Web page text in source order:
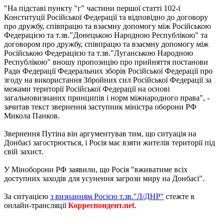
"На підставі пункту "г" частини першої статті 102-ї
Конституції Російської Федерації та відповідно до договору
про дружбу, співпрацю та взаємну допомогу між Російською
Федерацією та т.зв."Донецькою Народною Республікою" та
договором про дружбу, співпрацю та взаємну допомогу між
Російською Федерацією та т.зв."Луганською Народною
Республікою" вношу пропозицію про прийняття постанови
Ради Федерації Федеральних зборів Російської Федерації про
згоду на використання Збройних сил Російської Федерації за
межами території Російської Федерації на основі
загальновизнаних принципів і норм міжнародного права", -
зачитав текст звернення заступник міністра оборони РФ
Микола Панков.
Звернення Путіна він аргументував тим, що ситуація на
Донбасі загострюється, і Росія має взяти жителів території під
свій захист.
У Міноборони РФ заявили, що Росія "вживатиме всіх
доступних заходів для усунення загрози миру на Донбасі".
За ситуацією з визнанням Росією т.зв."Л/ДНР" стежте в
онлайн-трансляціїКорреспондент.net.